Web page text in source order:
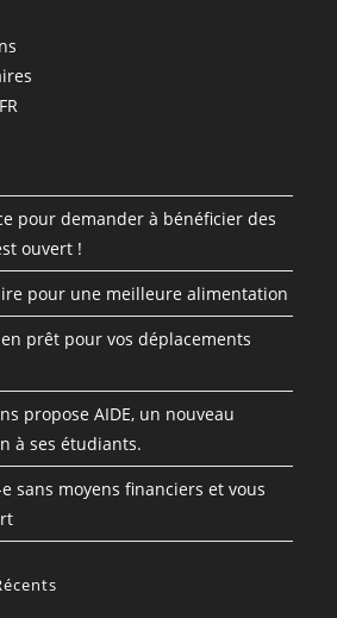
pour demander à bénéficier des
ouvert !
pour une meilleure alimentation
prêt pour vos déplacements
propose AIDE, un nouveau
à ses étudiants.
sans moyens financiers et vous